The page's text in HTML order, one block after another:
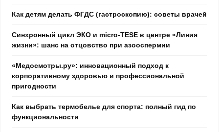
Как детям делать ФГДС (гастроскопию): советы врачей
Синхронный цикл ЭКО и micro-TESE в центре «Линия
жизни»: шанс на отцовство при азооспермии
«Медосмотры.ру»: инновационный подход к
корпоративному здоровью и профессиональной
пригодности
Как выбрать термобелье для спорта: полный гид по
функциональности